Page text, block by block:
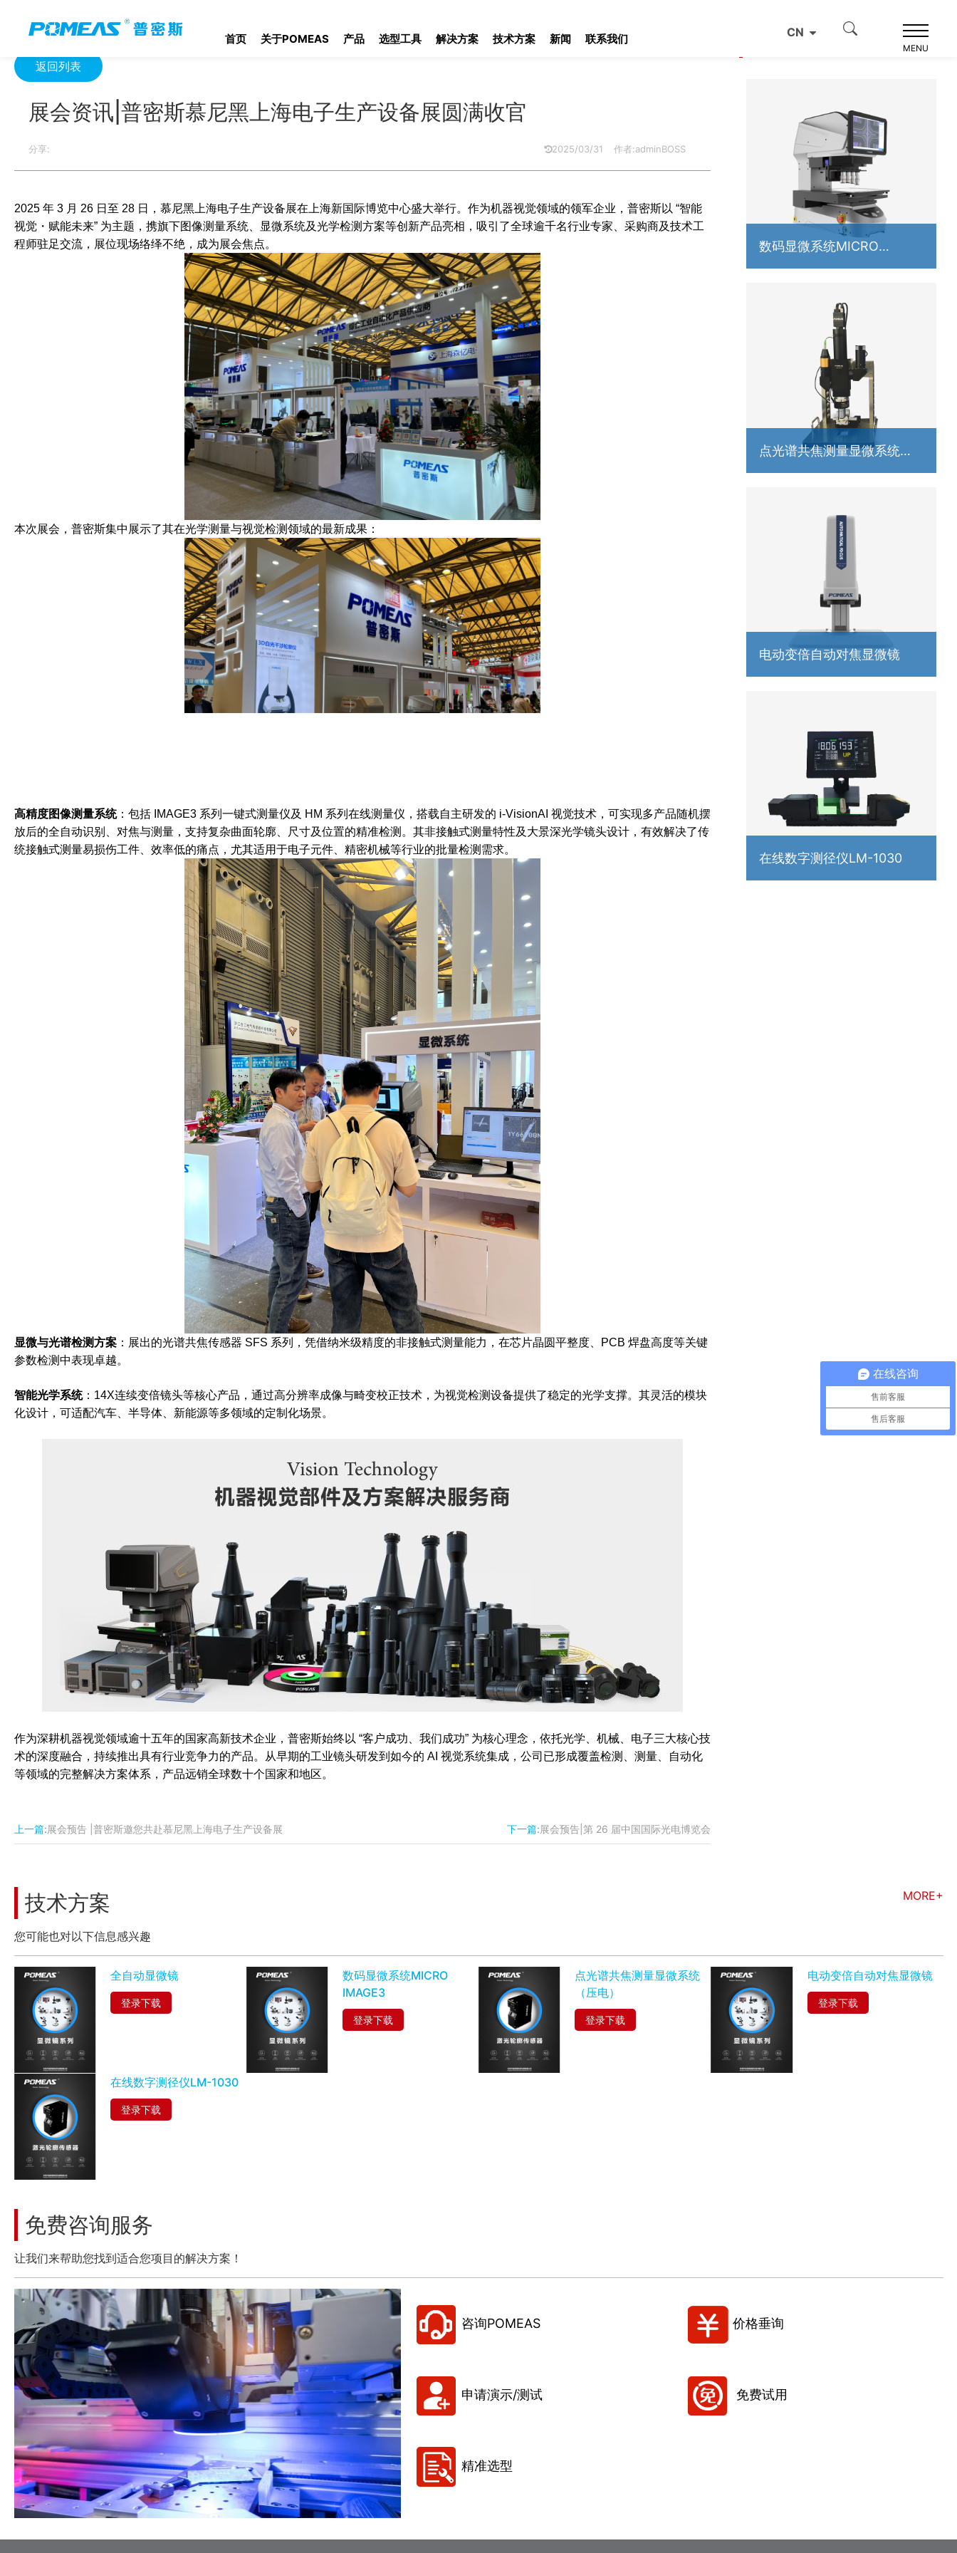
首页 关于POMEAS 产品 选型工具 解决方案 技术方案 新闻 联系我们 CN
MENU
返回列表
展会资讯|普密斯慕尼黑上海电子生产设备展圆满收官
分享: 2025/03/31 作者:adminBOSS
2025 年 3 月 26 日至 28 日，慕尼黑上海电子生产设备展在上海新国际博览中心盛大举行。作为机器视觉领域的领军企业，普密斯以 “智能
视觉・赋能未来” 为主题，携旗下图像测量系统、显微系统及光学检测方案等创新产品亮相，吸引了全球逾千名行业专家、采购商及技术工
程师驻足交流，展位现场络绎不绝，成为展会焦点。
本次展会，普密斯集中展示了其在光学测量与视觉检测领域的最新成果：
高精度图像测量系统：包括 IMAGE3 系列一键式测量仪及 HM 系列在线测量仪，搭载自主研发的 i-VisionAI 视觉技术，可实现多产品随机摆
放后的全自动识别、对焦与测量，支持复杂曲面轮廓、尺寸及位置的精准检测。其非接触式测量特性及大景深光学镜头设计，有效解决了传
统接触式测量易损伤工件、效率低的痛点，尤其适用于电子元件、精密机械等行业的批量检测需求。
显微与光谱检测方案：展出的光谱共焦传感器 SFS 系列，凭借纳米级精度的非接触式测量能力，在芯片晶圆平整度、PCB 焊盘高度等关键
参数检测中表现卓越。
智能光学系统：14X连续变倍镜头等核心产品，通过高分辨率成像与畸变校正技术，为视觉检测设备提供了稳定的光学支撑。其灵活的模块
化设计，可适配汽车、半导体、新能源等多领域的定制化场景。
作为深耕机器视觉领域逾十五年的国家高新技术企业，普密斯始终以 “客户成功、我们成功” 为核心理念，依托光学、机械、电子三大核心技
术的深度融合，持续推出具有行业竞争力的产品。从早期的工业镜头研发到如今的 AI 视觉系统集成，公司已形成覆盖检测、测量、自动化
等领域的完整解决方案体系，产品远销全球数十个国家和地区。
上一篇:展会预告 |普密斯邀您共赴慕尼黑上海电子生产设备展 下一篇:展会预告|第 26 届中国国际光电博览会
数码显微系统MICRO
IMAGE3
点光谱共焦测量显微系统
（压电）
电动变倍⾃动对焦显微镜
在线数字测径仪LM-1030
技术方案 MORE+
您可能也对以下信息感兴趣
全自动显微镜
登录下载
数码显微系统MICRO
IMAGE3
登录下载
点光谱共焦测量显微系统
（压电）
登录下载
电动变倍⾃动对焦显微镜
登录下载
在线数字测径仪LM-1030
登录下载
免费咨询服务
让我们来帮助您找到适合您项目的解决方案！
咨询POMEAS 价格垂询
申请演示/测试 免费试用
精准选型
在线咨询
售前客服
售后客服